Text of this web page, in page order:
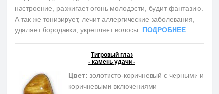
настроение, разжигает огонь молодости, будит фантазию.
А так же тонизирует, лечит аллергические заболевания,
удаляет бородавки, укрепляет волосы. ПОДРОБНЕЕ
Тигровый глаз
- камень удачи -
Цвет: золотисто-коричневый с черными и
коричневыми включениями